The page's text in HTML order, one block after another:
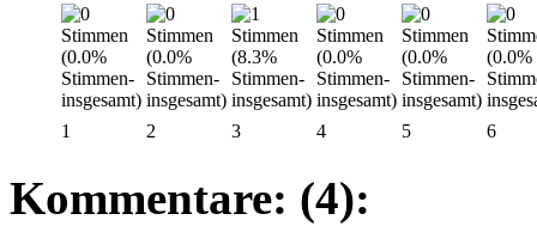
1 2 3 4 5 6
Kommentare: (4):